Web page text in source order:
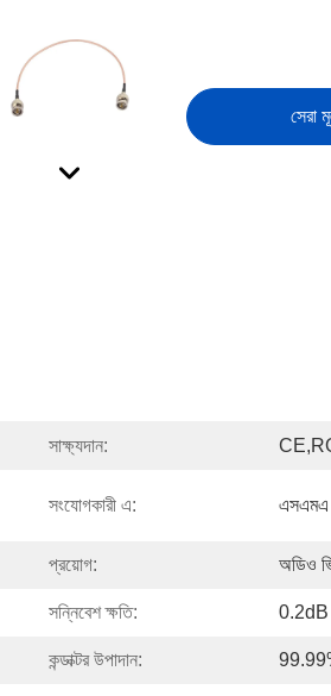
সেরা
সাক্ষ্যদান:
সংযোগকারী এ: এসএমএ
প্রয়োগ: অডিও
সন্নিবেশ ক্ষতি: 0.2dB
কন্ডাক্টর উপাদান: